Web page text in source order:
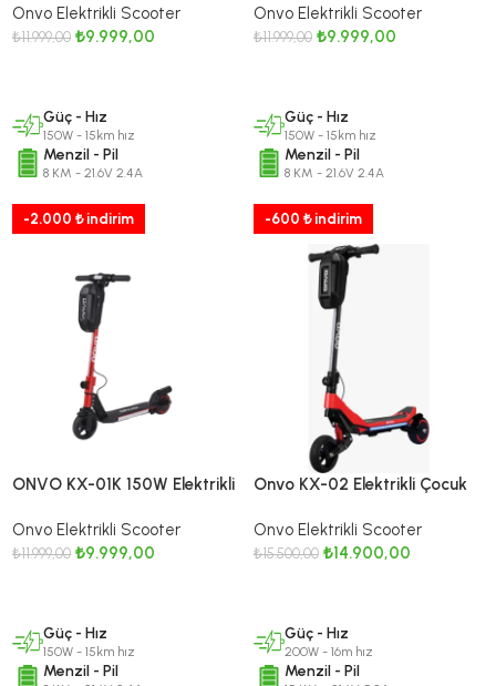
Onvo Elektrikli Scooter
₺11.999,00 ₺9.999,00
Güç - Hız
150W - 15km hız
Menzil - Pil
8 KM - 21.6V 2.4A
Onvo Elektrikli Scooter
₺11.999,00 ₺9.999,00
Güç - Hız
150W - 15km hız
Menzil - Pil
8 KM - 21.6V 2.4A
-2.000 ₺ indirim
ONVO KX-01K 150W Elektrikli
Onvo Elektrikli Scooter
₺11.999,00 ₺9.999,00
Güç - Hız
150W - 15km hız
Menzil - Pil
-600 ₺ indirim
Onvo KX-02 Elektrikli Çocuk
Hız – Kırmızı
Onvo Elektrikli Scooter
₺15.500,00 ₺14.900,00
Güç - Hız
200W - 16m hız
Menzil - Pil